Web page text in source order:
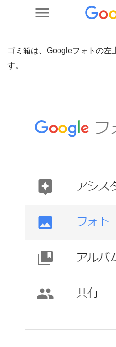
ゴミ箱は、Googleフォトの左
す。